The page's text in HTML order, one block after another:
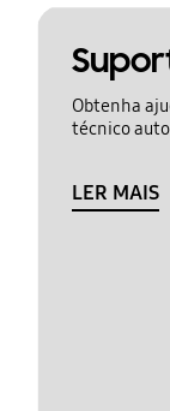
Obtenha
técnico
LER MAIS